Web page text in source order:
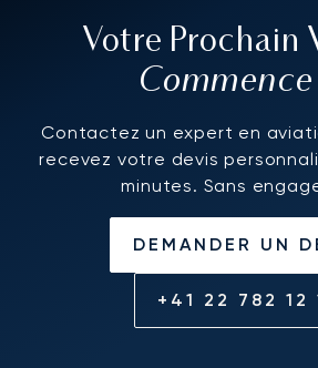
Votre Prochain
Contactez un expert en
recevez votre devis
minutes. Sans
DEMANDER UN
+41 22 782 12